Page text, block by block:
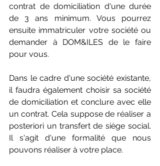
contrat de domiciliation d'une durée
de 3 ans minimum. Vous pourrez
ensuite immatriculer votre société ou
demander à DOM&ILES de le faire
pour vous.
Dans le cadre d'une société existante,
il faudra également choisir sa société
de domiciliation et conclure avec elle
un contrat. Cela suppose de réaliser a
posteriori un transfert de siège social.
Il s'agit d'une formalité que nous
pouvons réaliser à votre place.